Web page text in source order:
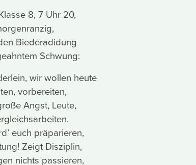
8, 7 Uhr 20,
Biederadidung
Schwung:
wir wollen heute
vorbereiten,
Angst, Leute,
euch präparieren,
Zeigt Disziplin,
nichts passieren,